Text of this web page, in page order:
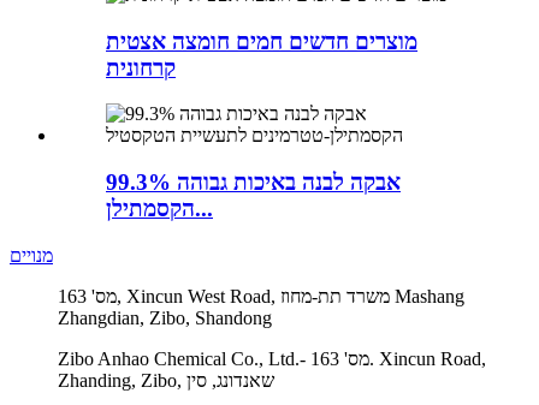
מוצרים חדשים חמים חומצה אצטית
קרחונית
אבקה לבנה באיכות גבוהה 99.3%
הקסמתילן...
מנויים
מס' 163, Xincun West Road, משרד תת-מחוז Mashang
Zhangdian, Zibo, Shandong
Zibo Anhao Chemical Co., Ltd.- מס' 163. Xincun Road,
Zhanding, Zibo, שאנדונג, סין